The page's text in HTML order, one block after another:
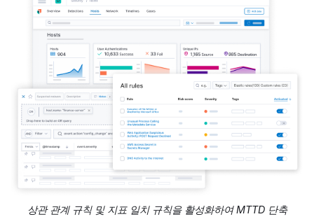
상관 관계 규칙 및 지표 일치 규칙을 활성화하여 MTTD 단축